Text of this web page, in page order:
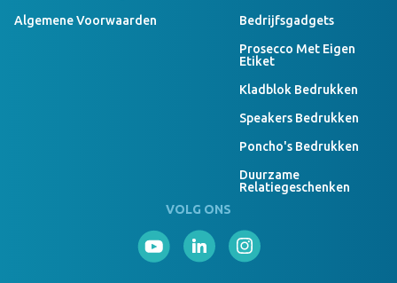
cm navy
Algemene Voorwaarden
Bedrijfsgadgets
Prosecco Met Eigen
Etiket
Kladblok Bedrukken
Speakers Bedrukken
Poncho's Bedrukken
Duurzame
Relatiegeschenken
VOLG ONS